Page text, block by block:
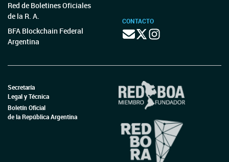
Red de Boletines Oficiales
de la R. A.
BFA Blockchain Federal
Argentina
CONTACTO
Secretaría
Legal y Técnica
Boletín Oficial
de la República Argentina